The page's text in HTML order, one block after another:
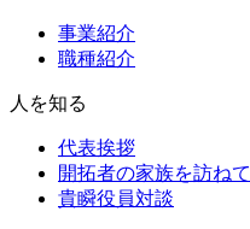
事業紹介
職種紹介
人を知る
代表挨拶
開拓者の家族を訪ねて
貴瞬役員対談